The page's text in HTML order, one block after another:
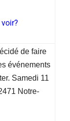
de faire
événements
Samedi 11
Notre-